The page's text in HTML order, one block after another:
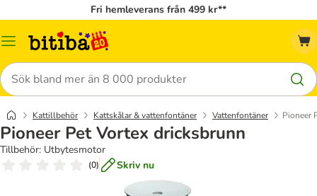
Fri hemleverans från 499 kr**
Meny
Sök
Kattillbehör Kattskålar & vattenfontäner Vattenfontäner Pioneer
Pioneer Pet Vortex dricksbrunn
Tillbehör: Utbytesmotor
(0) Skriv nu